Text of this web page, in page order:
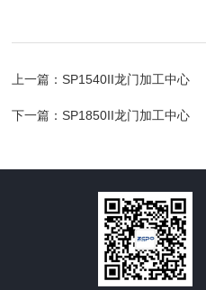
上一篇：SP1540II龙门加工中心
下一篇：SP1850II龙门加工中心